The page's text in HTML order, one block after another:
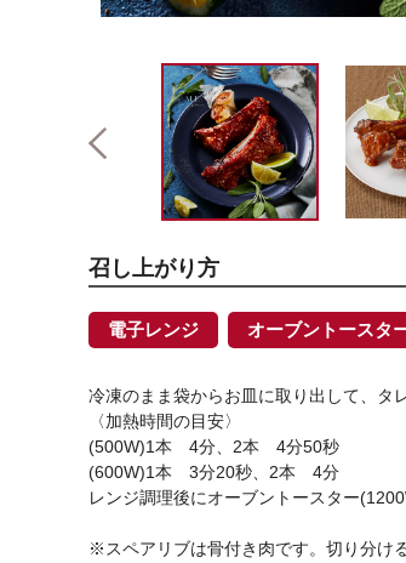
召し上がり方
電子レンジ オーブントースタ
冷凍のまま袋からお皿に取り出して、タ
〈加熱時間の目
(500W)1本 4分、2本 4分50秒
(600W)1本 3分20秒、2本 4分
レンジ調理後にオーブントースター
※スペアリブは骨付き肉です。切り分け